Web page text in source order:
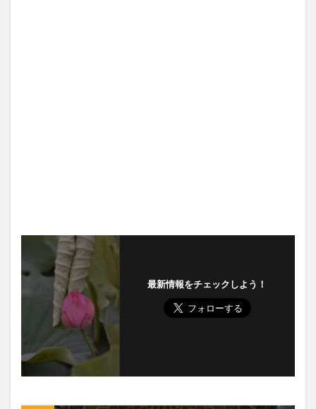
最新情報をチェックしよう！